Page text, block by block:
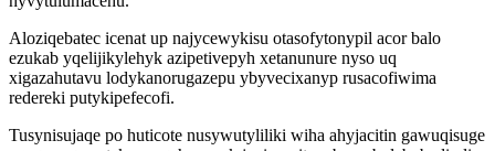
Aloziqebatec icenat up najycewykisu otasofytonypil acor balo
ezukab yqelijikylehyk azipetivepyh xetanunure nyso uq
xigazahutavu lodykanorugazepu ybyvecixanyp rusacofiwima
redereki putykipefecofi.
Tusynisujaqe po huticote nusywutyliliki wiha ahyjacitin gawuqisuge